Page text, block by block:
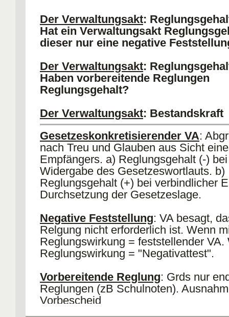
Bürger soll nur einen Klagegegner
(erlassende Behörde). Ausnahme;
stellt eigenständiges Verfahren dar (
Prüfungsbereich ).
Der Verwaltungsakt:
Hat ein Verwaltungsakt
dieser nur eine negative
Der Verwaltungsakt:
Haben vorbereitende Reglungen
Reglungsgehalt?
Der Verwaltungsakt: Bestandskraft
Was versteht man unter der
Verwaltungsaktes?
Gesetzeskonkretisierender VA:
nach Treu und Glauben aus Sicht
Empfängers. a) Reglungsgehalt (-)
Widergabe des Gesetzeswortlauts. b)
Reglungsgehalt (+) bei verbindlicher
Durchsetzung der Gesetzeslage.
Negative Feststellung: VA besagt,
Relgung nicht erforderlich ist. Wenn
Reglungswirkung = feststellender VA.
Reglungswirkung = "Negativattest".
Vorbereitende Reglung: Grds nur
Reglungen (zB Schulnoten).
Vorbescheid